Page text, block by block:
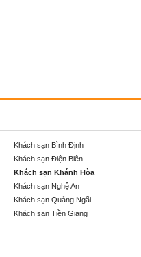
Khách sạn Bình Định
Khách sạn Điện Biên
Khách sạn Khánh Hòa
Khách sạn Nghệ An
Khách sạn Quảng Ngãi
Khách sạn Tiền Giang